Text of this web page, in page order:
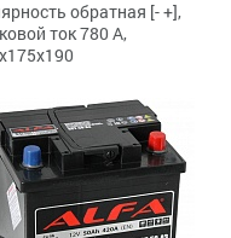
обратная [- +],
ток 780 А,